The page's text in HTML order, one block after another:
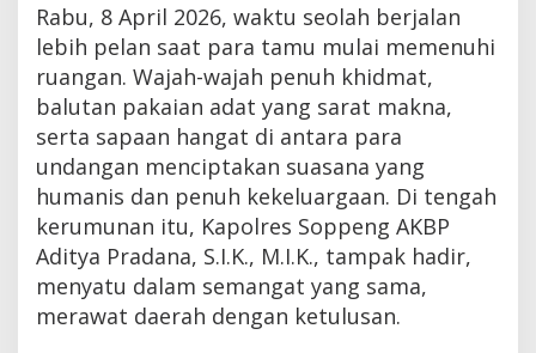
Rabu, 8 April 2026, waktu seolah berjalan
lebih pelan saat para tamu mulai memenuhi
ruangan. Wajah-wajah penuh khidmat,
balutan pakaian adat yang sarat makna,
serta sapaan hangat di antara para
undangan menciptakan suasana yang
humanis dan penuh kekeluargaan. Di tengah
kerumunan itu, Kapolres Soppeng AKBP
Aditya Pradana, S.I.K., M.I.K., tampak hadir,
menyatu dalam semangat yang sama,
merawat daerah dengan ketulusan.